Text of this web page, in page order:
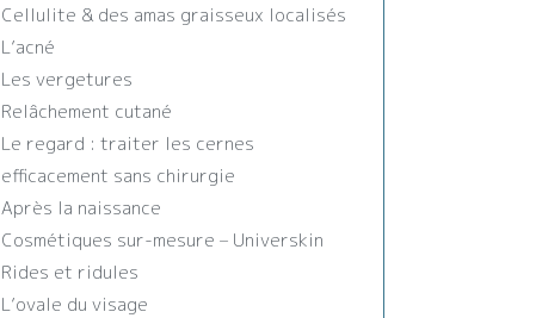
Cellulite & des amas graisseux localisés
L’acné
Les vergetures
Relâchement cutané
Le regard : traiter les cernes
efficacement sans chirurgie
Après la naissance
Cosmétiques sur-mesure – Universkin
Rides et ridules
L’ovale du visage